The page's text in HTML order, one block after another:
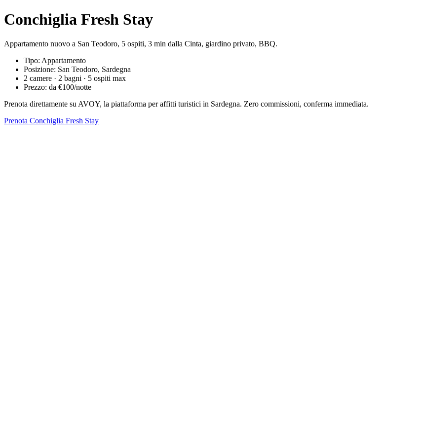
Conchiglia Fresh Stay
Appartamento nuovo a San Teodoro, 5 ospiti, 3 min dalla Cinta, giardino privato, BBQ.
Tipo: Appartamento
Posizione: San Teodoro, Sardegna
2 camere · 2 bagni · 5 ospiti max
Prezzo: da €100/notte
Prenota direttamente su AVOY, la piattaforma per affitti turistici in Sardegna. Zero commissioni, conferma immediata.
Prenota Conchiglia Fresh Stay